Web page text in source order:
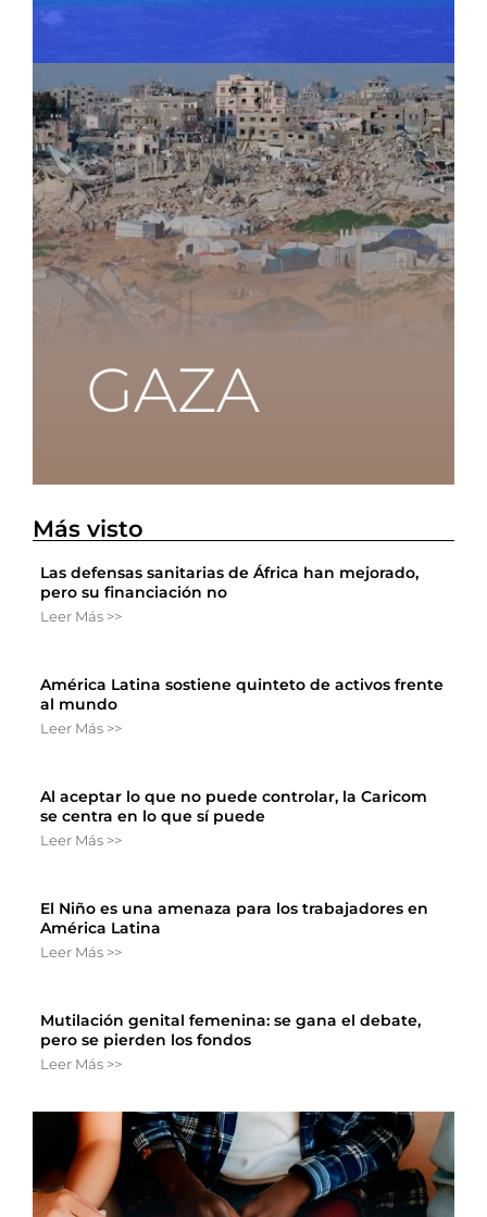
Más visto
Las defensas sanitarias de África han mejorado,
pero su financiación no
Leer Más >>
América Latina sostiene quinteto de activos frente
al mundo
Leer Más >>
Al aceptar lo que no puede controlar, la Caricom
se centra en lo que sí puede
Leer Más >>
El Niño es una amenaza para los trabajadores en
América Latina
Leer Más >>
Mutilación genital femenina: se gana el debate,
pero se pierden los fondos
Leer Más >>